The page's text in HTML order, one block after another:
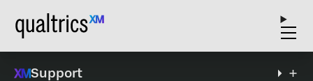
Support